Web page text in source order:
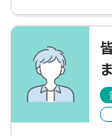
は遠くて不便だ
んがあって楽し
ださったりして